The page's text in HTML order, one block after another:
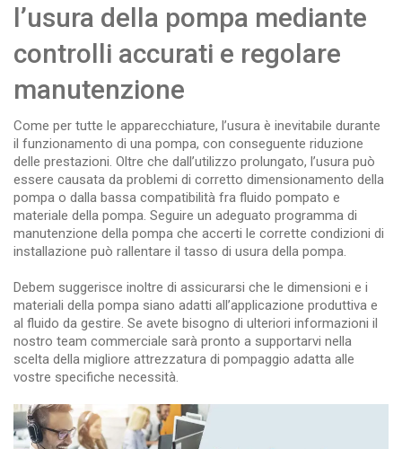
l’usura della pompa mediante
controlli accurati e regolare
manutenzione
Come per tutte le apparecchiature, l’usura è inevitabile durante
il funzionamento di una pompa, con conseguente riduzione
delle prestazioni. Oltre che dall’utilizzo prolungato, l’usura può
essere causata da problemi di corretto dimensionamento della
pompa o dalla bassa compatibilità fra fluido pompato e
materiale della pompa. Seguire un adeguato programma di
manutenzione della pompa che accerti le corrette condizioni di
installazione può rallentare il tasso di usura della pompa.
Debem suggerisce inoltre di assicurarsi che le dimensioni e i
materiali della pompa siano adatti all’applicazione produttiva e
al fluido da gestire. Se avete bisogno di ulteriori informazioni il
nostro team commerciale sarà pronto a supportarvi nella
scelta della migliore attrezzatura di pompaggio adatta alle
vostre specifiche necessità.